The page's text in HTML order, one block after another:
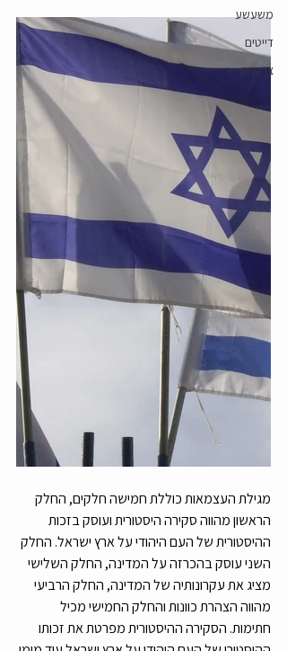
משעשע
דייטים
צרכנות
מגילת העצמאות כוללת חמישה חלקים, החלק
הראשון מהווה סקירה היסטורית ועוסק בזכות
ההיסטורית של העם היהודי על ארץ ישראל. החלק
השני עוסק בהכרזה על המדינה, החלק השלישי
מציג את עקרונותיה של המדינה, החלק הרביעי
מהווה הצהרת כוונות והחלק החמישי מכיל
חתימות. הסקירה ההיסטורית מפרטת את זכותו